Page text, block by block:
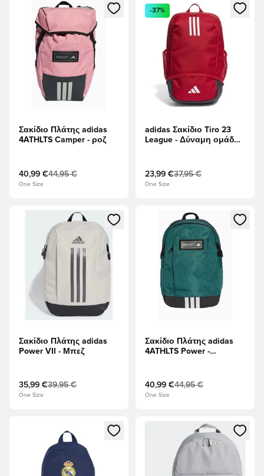
Ανοίγει ένα Modal για να συνδεθείτε ή να εγγραφείτε ως
Σακίδιο Πλάτης adidas
4ATHLTS Camper - ροζ
40,99 €44,95 €
One Size
Ανοίγει ένα Modal για να
-37%
adidas Σακίδιο Tiro 23
League - Δύναμη ομάδας
23,99 €37,95 €
One Size
Ανοίγει ένα Modal για να συνδεθείτε ή να εγγραφείτε ως
Σακίδιο Πλάτης adidas
Power VII - Μπεζ
35,99 €39,95 €
One Size
Ανοίγει ένα Modal για να
Σακίδιο Πλάτης adidas
4ATHLTS Power -
40,99 €44,95 €
One Size
Ανοίγει ένα Modal για να συνδεθείτε ή να εγγραφείτε ως
Ανοίγει ένα Modal για να